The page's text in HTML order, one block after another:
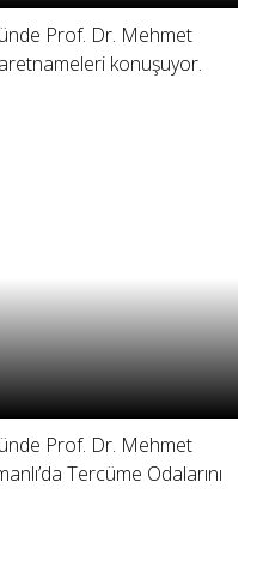
Prof. Dr. Mehmet
konuşuyor.
Prof. Dr. Mehmet
Tercüme Odalarını